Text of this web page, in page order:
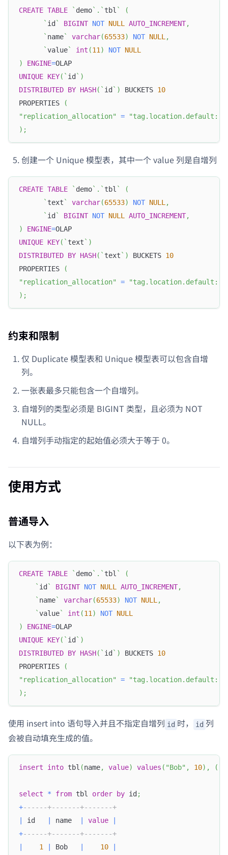
CREATE TABLE ` demo` . ` tbl `
(
` id ` BIGINT NOT NULL AUTO_INCREMENT,
` name` varchar(65533) NOT NULL ,
`value` int (11 ) NOT NULL
)
ENGINE=OLAP
UNIQUE KEY( ` id ` )
DISTRIBUTED BY HASH( ` id ` ) BUCKETS 10
PROPERTIES
(
"replication_allocation"
=
"tag.location.default:
) ;
创建一个 Unique 模型表，其中一个 value 列是自增列
CREATE TABLE ` demo` . ` tbl `
(
` text ` varchar(65533) NOT NULL,
` id ` BIGINT NOT NULL AUTO_INCREMENT,
)
ENGINE=OLAP
UNIQUE KEY( ` text ` )
DISTRIBUTED BY HASH( ` text ` ) BUCKETS 10
PROPERTIES
(
"replication_allocation"
=
"tag.location.default:
) ;
约束和限制
仅 Duplicate 模型表和 Unique 模型表可以包含自增
列。
一张表最多只能包含一个自增列。
自增列的类型必须是 BIGINT 类型，且必须为 NOT
NULL。
自增列手动指定的起始值必须大于等于 0。
使用方式
普通导入
以下表为例：
CREATE TABLE ` demo` . ` tbl `
(
` id ` BIGINT NOT NULL AUTO_INCREMENT,
` name` varchar(65533) NOT NULL,
`value` int (11) NOT NULL
)
ENGINE=OLAP
UNIQUE KEY( ` id ` )
DISTRIBUTED BY HASH( ` id ` ) BUCKETS 10
PROPERTIES
(
"replication_allocation"
=
"tag.location.default:
) ;
使用 insert into 语句导入并且不指定自增列 id 时， id 列
会被自动填充生成的值。
insert into tbl (name, value) values ( "Bob" , 10) , (
select * from tbl order by id ;
+------+-------+-------+
id name value
+------+-------+-------+
1 Bob 10